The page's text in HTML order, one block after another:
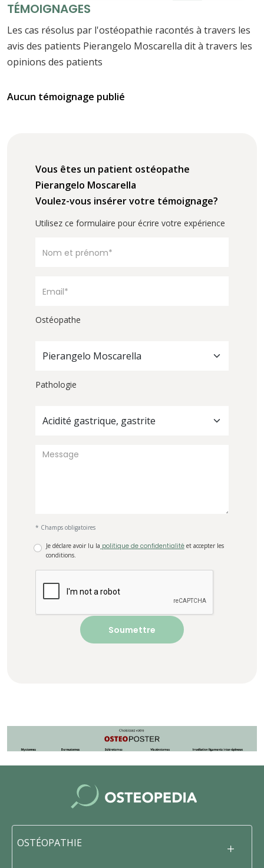
TÉMOIGNAGES
Les cas résolus par l'ostéopathie racontés à travers les
avis des patients Pierangelo Moscarella dit à travers les
opinions des patients
Aucun témoignage publié
Vous êtes un patient ostéopathe
Pierangelo Moscarella
Voulez-vous insérer votre témoignage?
Utilisez ce formulaire pour écrire votre expérience
Ostéopathe
Pierangelo Moscarella
Pathologie
Acidité gastrique, gastrite
* Champs obligatoires
Je déclare avoir lu la politique de confidentialité et accepter les
conditions.
OSTÉOPATHIE